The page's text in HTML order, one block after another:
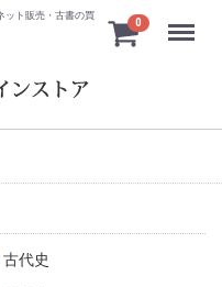
ット販売・古書の買
0 Menu
古代史